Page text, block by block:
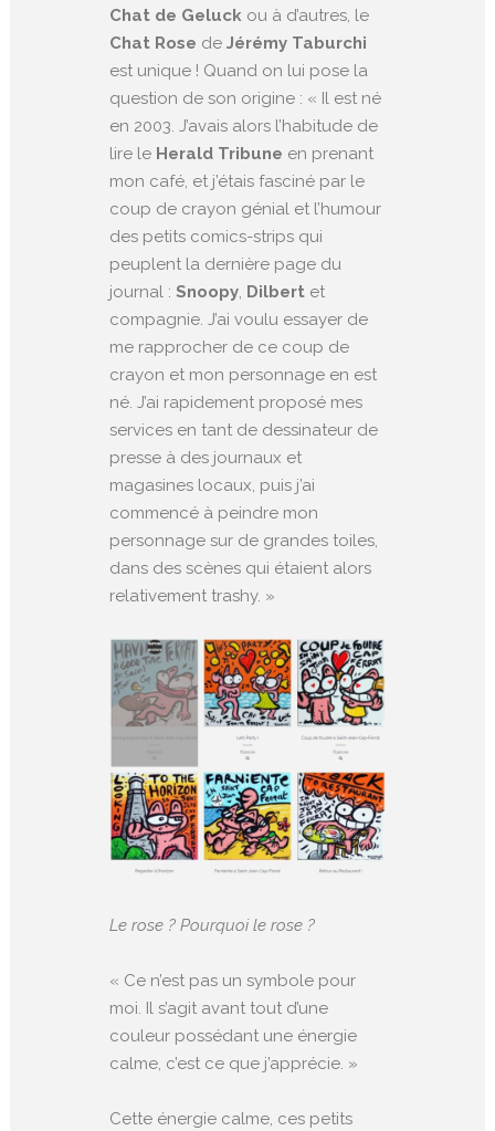
Chat de Geluck ou à d’autres, le
Chat Rose de Jérémy Taburchi
est unique ! Quand on lui pose la
question de son origine : « Il est né
en 2003. J’avais alors l’habitude de
lire le Herald Tribune en prenant
mon café, et j’étais fasciné par le
coup de crayon génial et l’humour
des petits comics-strips qui
peuplent la dernière page du
journal : Snoopy, Dilbert et
compagnie. J’ai voulu essayer de
me rapprocher de ce coup de
crayon et mon personnage en est
né. J’ai rapidement proposé mes
services en tant de dessinateur de
presse à des journaux et
magasines locaux, puis j’ai
commencé à peindre mon
personnage sur de grandes toiles,
dans des scènes qui étaient alors
relativement trashy. »
Le rose ? Pourquoi le rose ?
« Ce n’est pas un symbole pour
moi. Il s’agit avant tout d’une
couleur possédant une énergie
calme, c’est ce que j’apprécie. »
Cette énergie calme, ces petits